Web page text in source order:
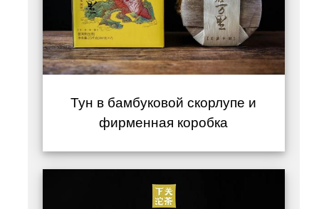
Тун в бамбуковой скорлупе и
фирменная коробка